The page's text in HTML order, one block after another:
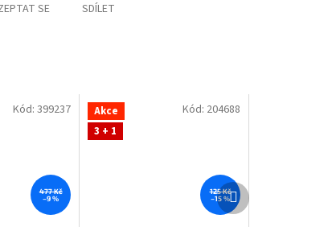
SE SDÍLET
477 Kč
–9 %
Kód:399237
Akce
3 + 1
125 Kč
–15 %
Kód: 204688
Další
produkt